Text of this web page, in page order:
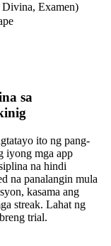
Examen)
sa
ito ng pang-
iyong mga app
na hindi
na panalangin mula
kasama ang
streak. Lahat ng
trial.